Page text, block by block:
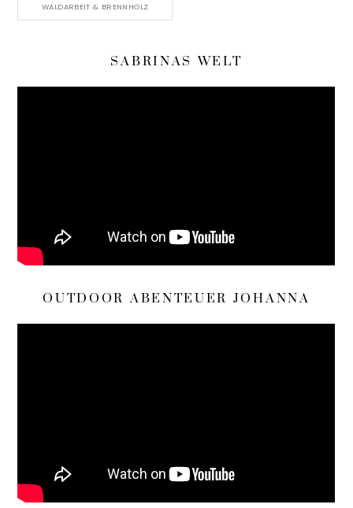
WALDARBEIT & BRENNHOLZ
SABRINAS WELT
OUTDOOR ABENTEUER JOHANNA